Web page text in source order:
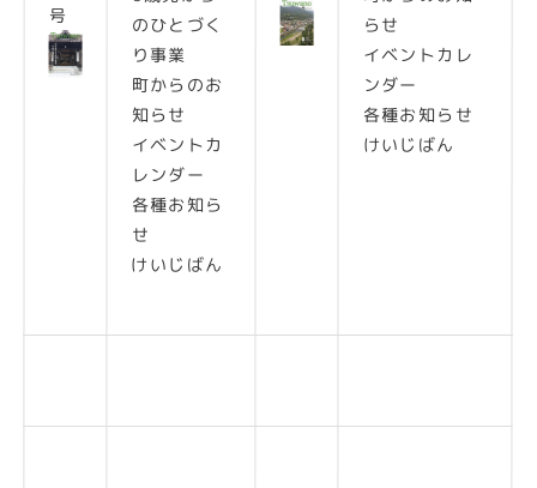
号
のひとづく
り事業
町からのお
知らせ
イベントカ
レンダー
各種お知ら
せ
けいじばん
らせ
イベントカレ
ンダー
各種お知らせ
けいじばん